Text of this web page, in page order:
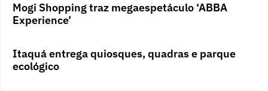
Mogi Shopping traz megaespetáculo ‘ABBA
Experience’
Itaquá entrega quiosques, quadras e parque
ecológico